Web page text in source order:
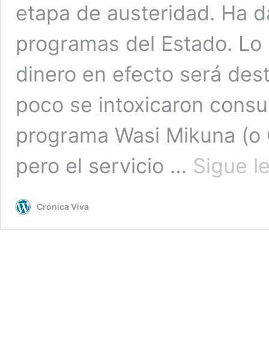
etapa de austeridad. Ha
programas del Estado.
dinero en efecto será
poco se intoxicaron
programa Wasi Mikuna
pero el servicio … Sigue
Crónica Viva